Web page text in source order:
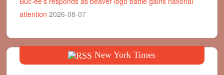
attention 2026-08-07
New York Times